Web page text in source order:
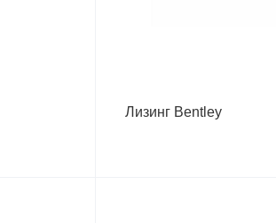
Лизинг Bentley